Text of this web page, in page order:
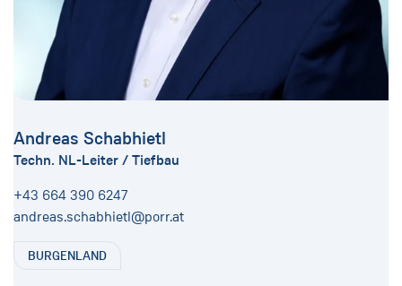
Andreas Schabhietl
Techn. NL-Leiter / Tiefbau
+43 664 390 6247
andreas.schabhietl@porr.at
BURGENLAND